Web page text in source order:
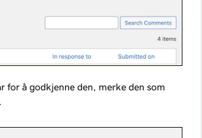
for å godkjenne den, merke den som